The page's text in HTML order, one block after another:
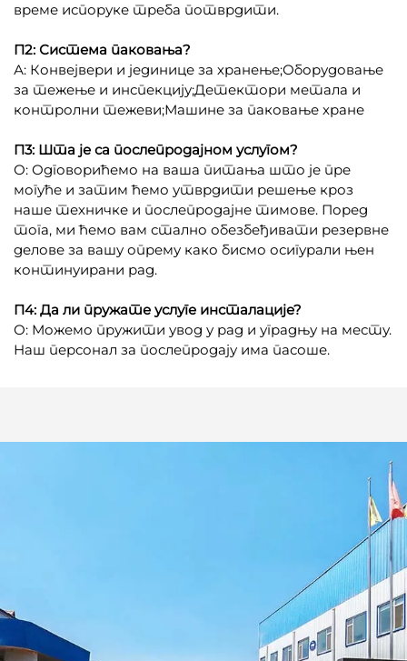
време испоруке треба потврдити.
П2: Система паковања?
А: Конвејвери и јединице за хранење;Оборудовање
за тежење и инспекцију;Детектори метала и
контролни тежеви;Машине за паковање хране
П3: Шта је са послепродајном услугом?
О: Одговорићемо на ваша питања што је пре
могуће и затим ћемо утврдити решење кроз
наше техничке и послепродајне тимове. Поред
тога, ми ћемо вам стално обезбеђивати резервне
делове за вашу опрему како бисмо осигурали њен
континуирани рад.
П4: Да ли пружате услуге инсталације?
О: Можемо пружити увод у рад и уградњу на месту.
Наш персонал за послепродају има пасоше.